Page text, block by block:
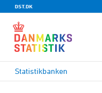
DST.DK
Statistikbanken